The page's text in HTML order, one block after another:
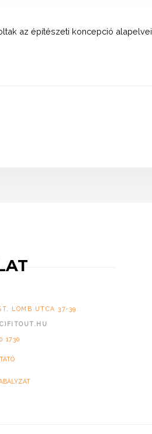
az építészeti koncepció alapelvei.
LOMB UTCA 37-39.
1730